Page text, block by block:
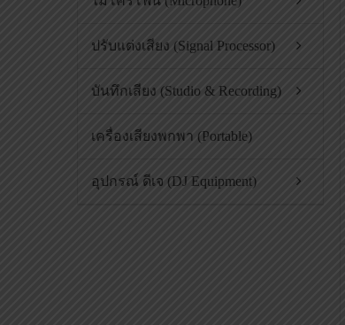
ปรับแต่งเสียง (Signal Processor)
บันทึกเสียง (Studio & Recording)
เครื่องเสียงพกพา (Portable)
อุปกรณ์ ดีเจ (DJ Equipment)